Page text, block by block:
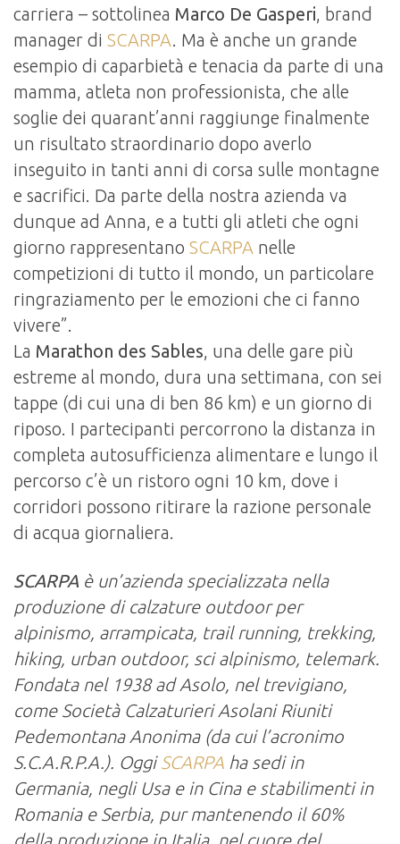
carriera – sottolinea Marco De Gasperi, brand
manager di SCARPA. Ma è anche un grande
esempio di caparbietà e tenacia da parte di una
mamma, atleta non professionista, che alle
soglie dei quarant’anni raggiunge finalmente
un risultato straordinario dopo averlo
inseguito in tanti anni di corsa sulle montagne
e sacrifici. Da parte della nostra azienda va
dunque ad Anna, e a tutti gli atleti che ogni
giorno rappresentano SCARPA nelle
competizioni di tutto il mondo, un particolare
ringraziamento per le emozioni che ci fanno
vivere”.
La Marathon des Sables, una delle gare più
estreme al mondo, dura una settimana, con sei
tappe (di cui una di ben 86 km) e un giorno di
riposo. I partecipanti percorrono la distanza in
completa autosufficienza alimentare e lungo il
percorso c’è un ristoro ogni 10 km, dove i
corridori possono ritirare la razione personale
di acqua giornaliera.
SCARPA è un’azienda specializzata nella
produzione di calzature outdoor per
alpinismo, arrampicata, trail running, trekking,
hiking, urban outdoor, sci alpinismo, telemark.
Fondata nel 1938 ad Asolo, nel trevigiano,
come Società Calzaturieri Asolani Riuniti
Pedemontana Anonima (da cui l’acronimo
S.C.A.R.P.A.). OggiSCARPA ha sedi in
Germania, negli Usa e in Cina e stabilimenti in
Romania e Serbia, pur mantenendo il 60%